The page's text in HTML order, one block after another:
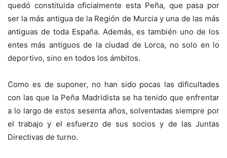
quedó constituida oficialmente esta Peña, que pasa por
ser la más antigua de la Región de Murcia y una de las más
antiguas de toda España. Además, es también uno de los
entes más antiguos de la ciudad de Lorca, no solo en lo
deportivo, sino en todos los ámbitos.
Como es de suponer, no han sido pocas las dificultades
con las que la Peña Madridista se ha tenido que enfrentar
a lo largo de estos sesenta años, solventadas siempre por
el trabajo y el esfuerzo de sus socios y de las Juntas
Directivas de turno.